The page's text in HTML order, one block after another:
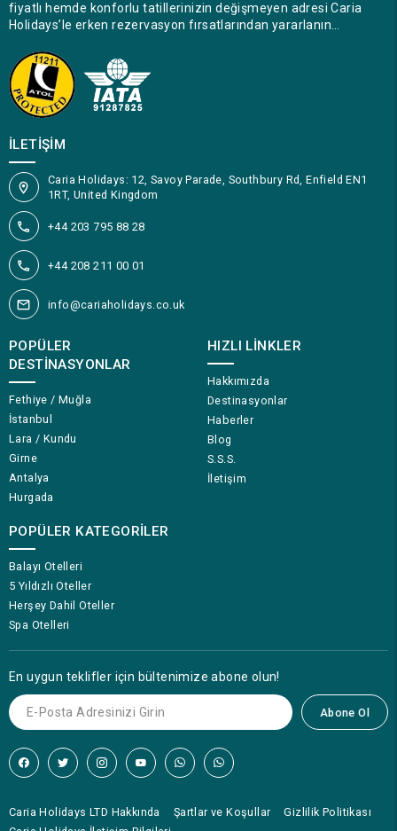
fiyatlı hemde konforlu tatillerinizin değişmeyen adresi Caria
Holidays’le erken rezervasyon fırsatlarından yararlanın…
İLETIŞIM
Caria Holidays: 12, Savoy Parade, Southbury Rd, Enfield EN1
1RT, United Kingdom
+44 203 795 88 28
+44 208 211 00 01
info@cariaholidays.co.uk
POPÜLER
DESTINASYONLAR
Fethiye / Muğla
İstanbul
Lara / Kundu
Girne
Antalya
Hurgada
POPÜLER KATEGORILER
Balayı Otelleri
5 Yıldızlı Oteller
Herşey Dahil Oteller
Spa Otelleri
HIZLI LINKLER
Hakkımızda
Destinasyonlar
Haberler
Blog
S.S.S.
İletişim
En uygun teklifler için bültenimize abone olun!
Abone Ol
Caria Holidays LTD Hakkında Şartlar ve Koşullar
Gizlilik Politikası